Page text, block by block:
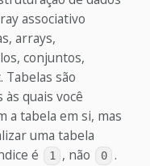
associativo
arrays,
conjuntos,
são
quais você
a tabela em si, mas
uma tabela
é
1 , não 0 .